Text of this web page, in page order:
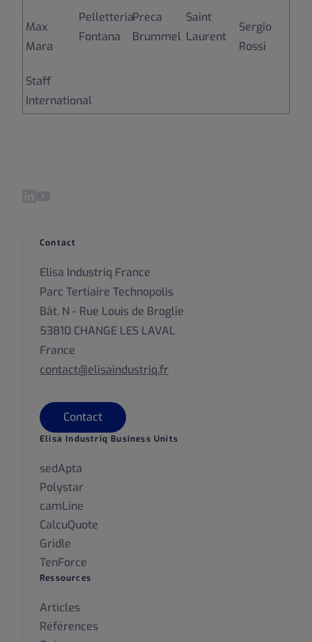
Max
Mara
Pelletteria
Fontana
Preca
Brummel
Saint
Laurent
Sergio
Rossi
Staff
International
Contact
Elisa Industriq France
Parc Tertiaire Technopolis
Bât. N - Rue Louis de Broglie
53810 CHANGE LES LAVAL
France
contact@elisaindustriq.fr
Contact
Elisa Industriq Business Units
sedApta
Polystar
camLine
CalcuQuote
Gridle
TenForce
Ressources
Articles
Références